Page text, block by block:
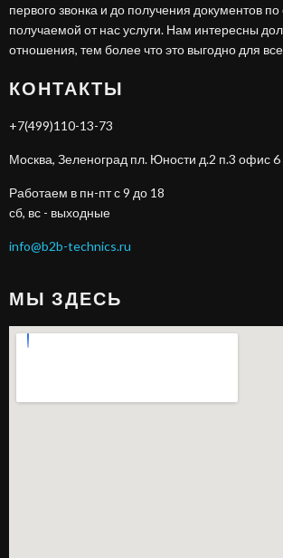
первого звонка и до получения документов
получаемой от нас услуги. Нам интересны
отношения, тем более что это выгодно для
КОНТАКТЫ
+7(499)110-13-73
Москва, Зеленоград пл. Юности д.2 п.3 офис 6
Работаем в пн-пт с 9 до 18
сб, вс - выходные
info@b2b-technics.ru
МЫ ЗДЕСЬ